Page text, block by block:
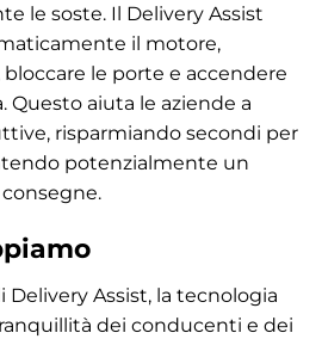
le soste. Il Delivery Assist
il motore,
le porte e accendere
Questo aiuta le aziende a
risparmiando secondi per
potenzialmente un
Delivery Assist, la tecnologia
dei conducenti e dei